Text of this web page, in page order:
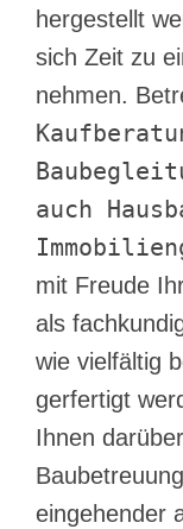
hergestellt
sich Zeit zu
nehmen.
auch
mit Freude
als
wie vielfältig
gerfertigt
Ihnen
eingehender